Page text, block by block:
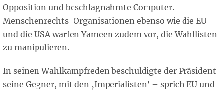
Opposition und beschlagnahmte Computer.
Menschenrechts-Organisationen ebenso wie die EU
und die USA warfen Yameen zudem vor, die Wahllisten
zu manipulieren.
In seinen Wahlkampfreden beschuldigte der Präsident
seine Gegner, mit den ‚Imperialisten’ – sprich EU und